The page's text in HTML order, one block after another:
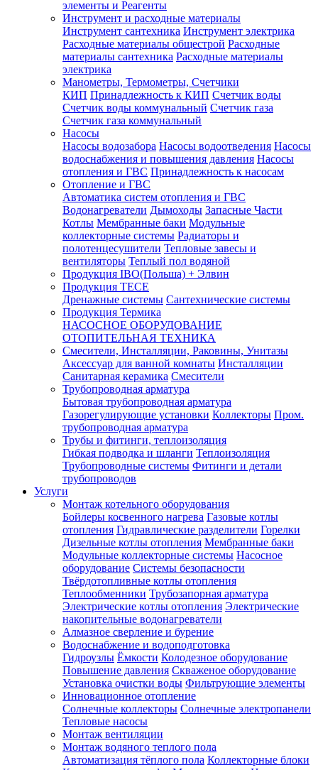
элементы и Реагенты
Инструмент и расходные материалы
Инструмент сантехника Инструмент электрика
Расходные материалы общестрой Расходные
материалы сантехника Расходные материалы
электрика
Манометры, Термометры, Счетчики
КИП Принадлежность к КИП Счетчик воды
Счетчик воды коммунальный Счетчик газа
Счетчик газа коммунальный
Насосы
Насосы водозабора Насосы водоотведения Насосы
водоснабжения и повышения давления Насосы
отопления и ГВС Принадлежность к насосам
Отопление и ГВС
Автоматика систем отопления и ГВС
Водонагреватели Дымоходы Запасные Части
Котлы Мембранные баки Модульные
коллекторные системы Радиаторы и
полотенцесушители Тепловые завесы и
вентиляторы Теплый пол водяной
Продукция IBO(Польша) + Элвин
Продукция TECE
Дренажные системы Сантехнические системы
Продукция Термика
НАСОСНОЕ ОБОРУДОВАНИЕ
ОТОПИТЕЛЬНАЯ ТЕХНИКА
Смесители, Инсталляции, Раковины, Унитазы
Аксессуар для ванной комнаты Инсталляции
Санитарная керамика Смесители
Трубопроводная арматура
Бытовая трубопроводная арматура
Газорегулирующие установки Коллекторы Пром.
трубопроводная арматура
Трубы и фитинги, теплоизоляция
Гибкая подводка и шланги Теплоизоляция
Трубопроводные системы Фитинги и детали
трубопроводов
Услуги
Монтаж котельного оборудования
Бойлеры косвенного нагрева Газовые котлы
отопления Гидравлические разделители Горелки
Дизельные котлы отопления Мембранные баки
Модульные коллекторные системы Насосное
оборудование Системы безопасности
Твёрдотопливные котлы отопления
Теплообменники Трубозапорная арматура
Электрические котлы отопления Электрические
накопительные водонагреватели
Алмазное сверление и бурение
Водоснабжение и водоподготовка
Гидроузлы Ёмкости Колодезное оборудование
Повышение давления Скваженое оборудование
Установка очистки воды Фильтрующие элементы
Инновационное отопление
Солнечные коллекторы Солнечные электропанели
Тепловые насосы
Монтаж вентиляции
Монтаж водяного теплого пола
Автоматизация тёплого пола Коллекторные блоки